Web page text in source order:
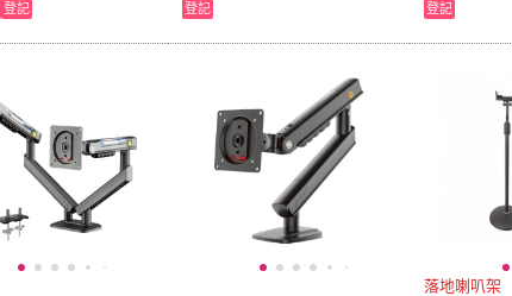
登記 登記 登記
落地喇叭架